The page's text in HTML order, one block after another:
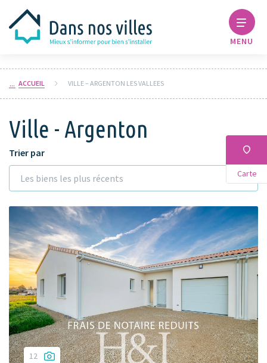
MENU
ACCUEIL VILLE – ARGENTON LES VALLEES
Ville - Argenton
Carte
Trier par
Les biens les plus récents
12